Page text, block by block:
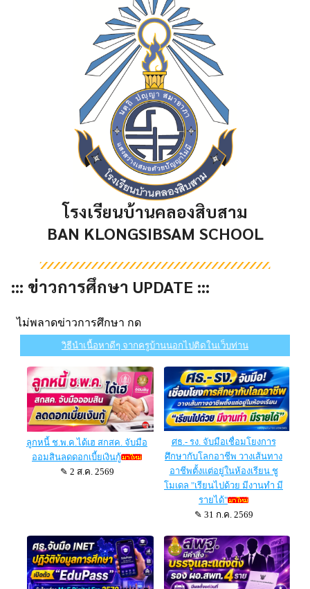
โรงเรียนบ้านคลองสิบสาม
BAN KLONGSIBSAM SCHOOL
::: ข่าวการศึกษา UPDATE :::